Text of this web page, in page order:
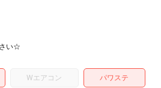
い☆
Wエアコン パワステ